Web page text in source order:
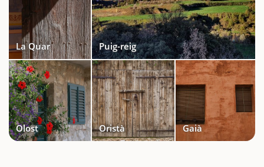
La Quar Puig-reig
Olost Oristà Gaià